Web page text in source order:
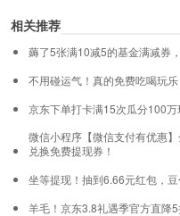
相关推荐
薅了5张满10减5的基金满减券
不用碰运气！真的免费吃喝玩
京东下单打卡满15次瓜分100
微信小程序【微信支付有优惠
兑换免费提现券！
坐等提现！抽到6.66元红包，
羊毛！京东3.8礼遇季官方直降